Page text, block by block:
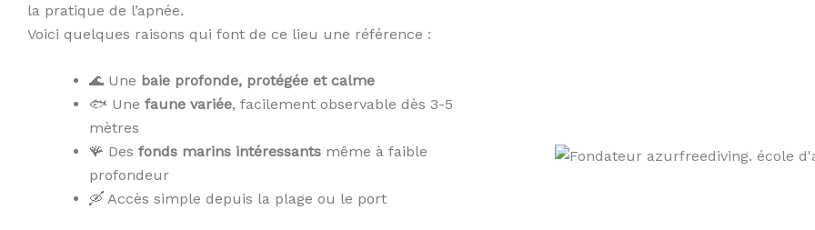
la pratique de l’apnée.
Voici quelques raisons qui font de ce lieu une référence :
🌊 Une baie profonde, protégée et calme
🐟 Une faune variée, facilement observable dès 3-5
mètres
🪸 Des fonds marins intéressants même à faible
profondeur
🛶 Accès simple depuis la plage ou le port